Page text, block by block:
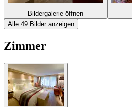
Bildergalerie öffnen
Alle 49 Bilder anzeigen
Zimmer